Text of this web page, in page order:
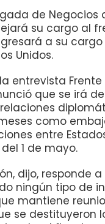
de Negocios
su cargo al
a su
Unidos.
entrevista
que se irá
como
entre
1 de mayo.
dijo, responde
ningún tipo de
mantiene
se destituyeron